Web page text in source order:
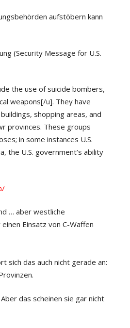
aufstöbern kann
(Security Message for U.S.
the use of suicide bombers,
weapons[/u]. They have
shopping areas, and
provinces. These groups
in some instances U.S.
the U.S. government’s ability
… aber westliche
Einsatz von C-Waffen
sich das auch nicht gerade an:
das scheinen sie gar nicht